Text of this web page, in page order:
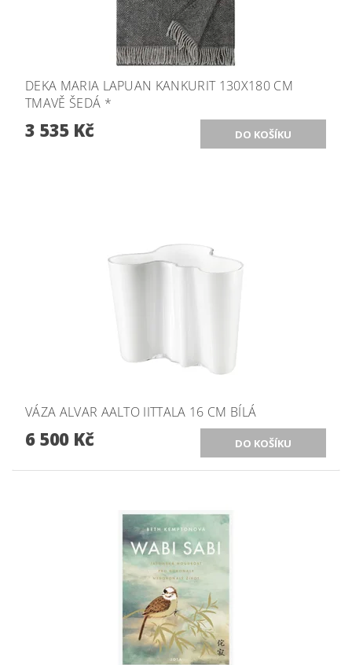
DEKA MARIA LAPUAN KANKURIT 130X180 CM
TMAVĚ ŠEDÁ *
3 535 Kč
VÁZA ALVAR AALTO IITTALA 16 CM BÍLÁ
6 500 Kč